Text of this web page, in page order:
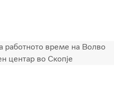
за Volvo
Trucks
НајаваМакедонија
работното време на Волво
центар во Скопје